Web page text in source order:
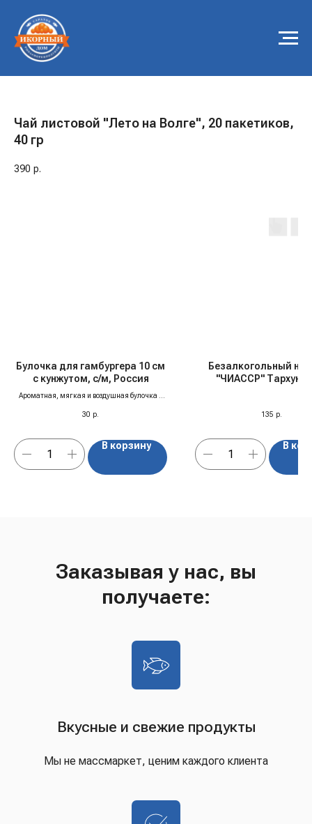
Чай листовой "Лето на Волге", 20 пакетиков,
40 гр
390 р.
Булочка для гамбургера 10 см
с кунжутом, с/м, Россия
Ароматная, мягкая и воздушная булочка с
Выпечена из отборной пшеничной муки, без
готова к употреблению уже через 10 минут
при комнатной температуре — просто
достаньте и наслаждайтесь свежестью.
30 р.
В корзину
Безалкогольный
"ЧИАССР" Тархун,
135 р.
В
Заказывая у нас, вы
получаете:
Вкусные и свежие продукты
Мы не массмаркет, ценим каждого клиента